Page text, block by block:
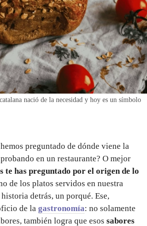
INICIAR SESIÓN
nació de la necesidad y hoy es un símbolo
preguntado de dónde viene la
en un restaurante? O mejor
te has preguntado por el origen de lo
de los platos servidos en nuestra
detrás, un porqué. Ese,
de la gastronomía: no solamente
también logra que esos sabores